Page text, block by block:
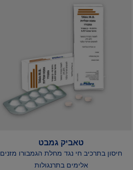
טאביק גמבט
חיסון בתרכיב חי נגד מחלת הגמבורו מזנים
אלימים בתרנגולות